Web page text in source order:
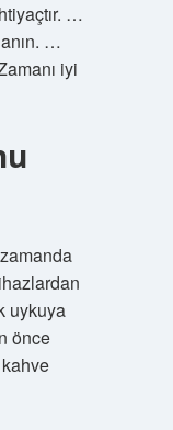
…
…
iyi
uykuya
önce